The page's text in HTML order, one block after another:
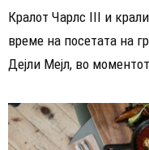
Кралот Чарлс III и
време на посетата на
Дејли Мејл, во